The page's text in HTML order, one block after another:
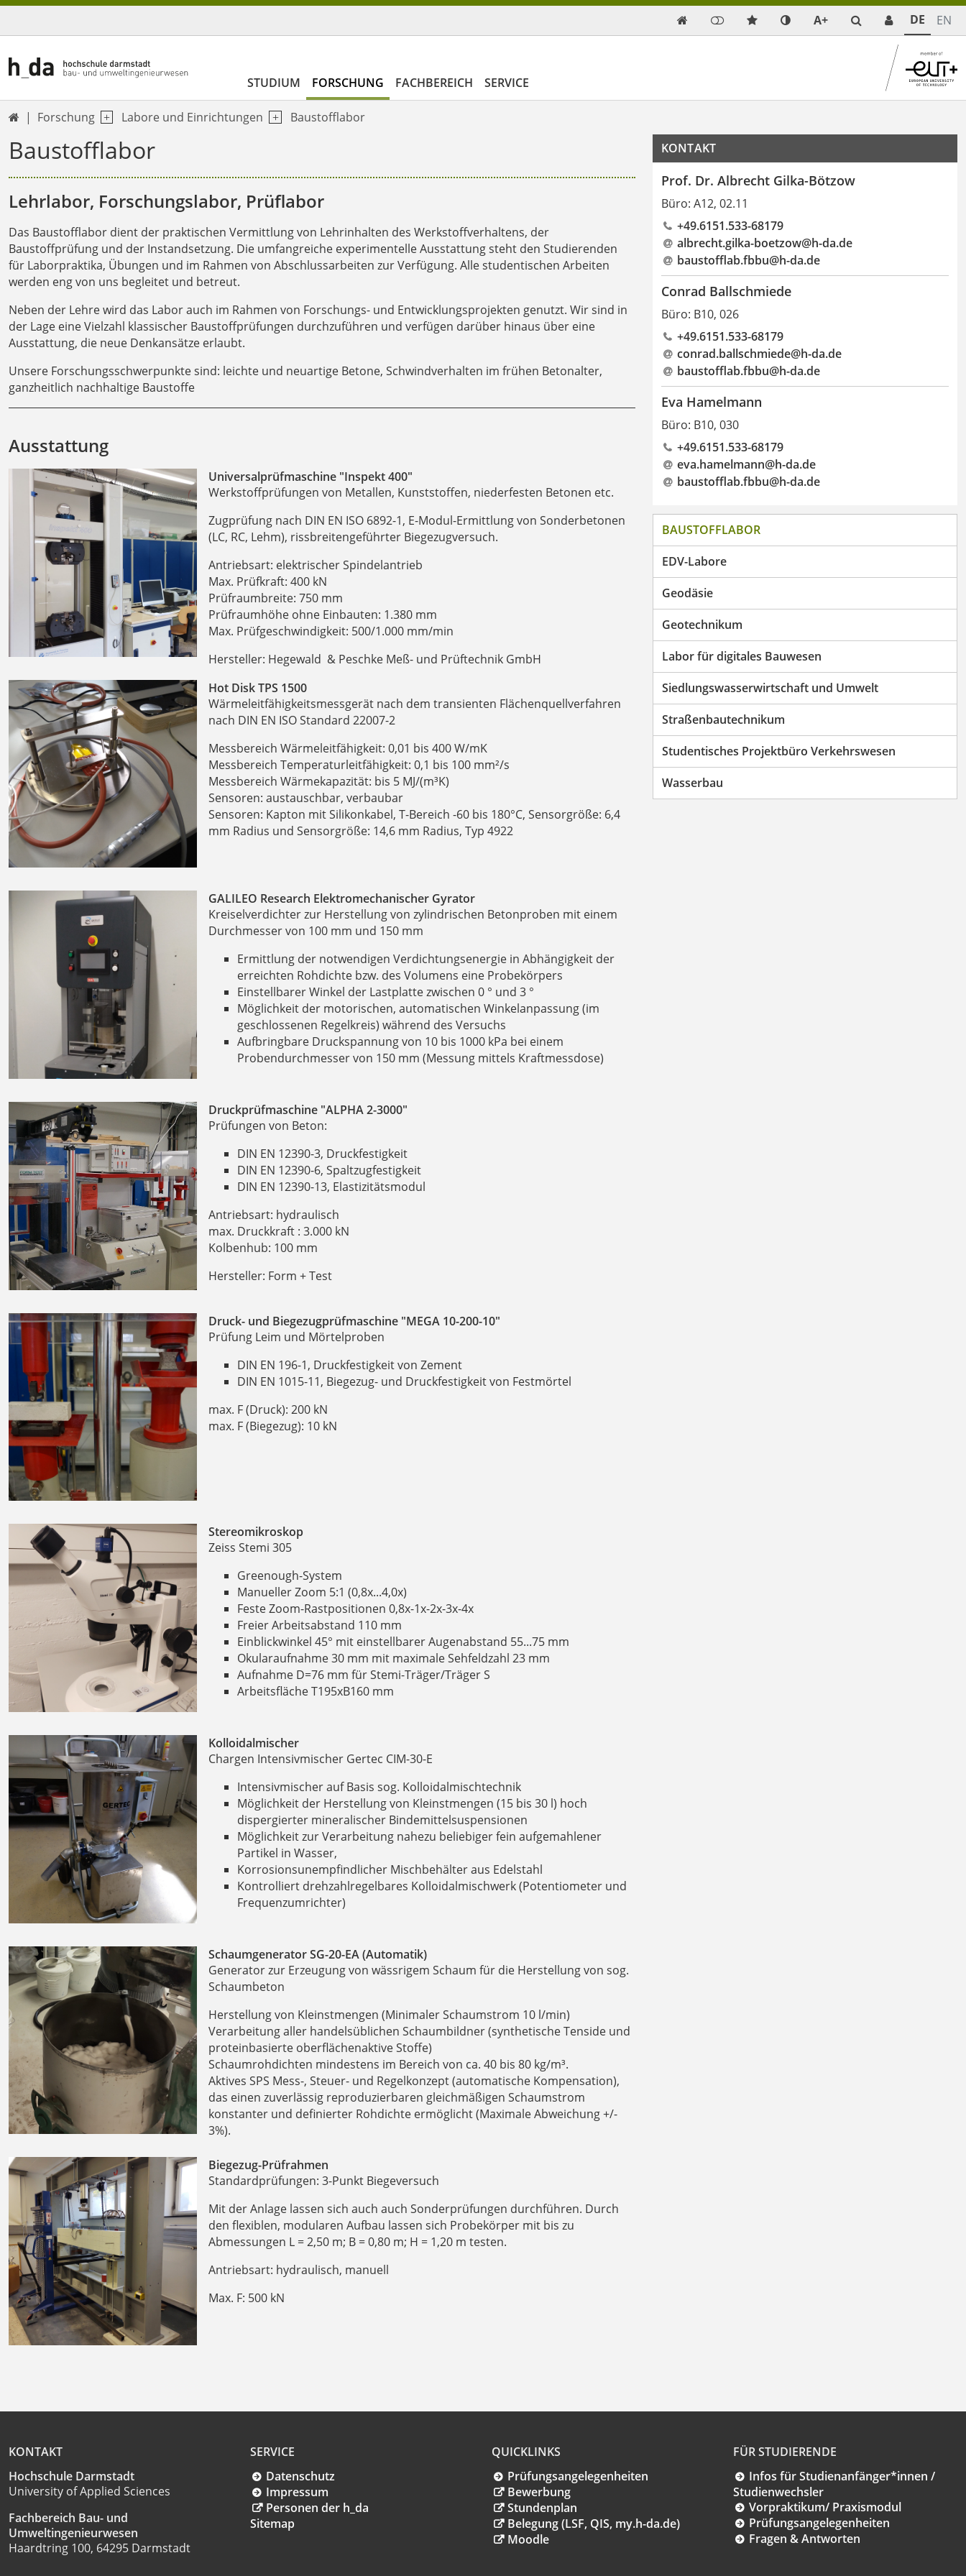
 A+ DE EN
STUDIUM FORSCHUNG FACHBEREICH SERVICE
 Forschung Labore und Einrichtungen Baustofflabor
Baustofflabor
Lehrlabor, Forschungslabor, Prüflabor
Das Baustofflabor dient der praktischen Vermittlung von Lehrinhalten des Werkstoffverhaltens, der
Baustoffprüfung und der Instandsetzung. Die umfangreiche experimentelle Ausstattung steht den Studierenden
für Laborpraktika, Übungen und im Rahmen von Abschlussarbeiten zur Verfügung. Alle studentischen Arbeiten
werden eng von uns begleitet und betreut.
Neben der Lehre wird das Labor auch im Rahmen von Forschungs- und Entwicklungsprojekten genutzt. Wir sind in
der Lage eine Vielzahl klassischer Baustoffprüfungen durchzuführen und verfügen darüber hinaus über eine
Ausstattung, die neue Denkansätze erlaubt.
Unsere Forschungsschwerpunkte sind: leichte und neuartige Betone, Schwindverhalten im frühen Betonalter,
ganzheitlich nachhaltige Baustoffe
Ausstattung
Universalprüfmaschine "Inspekt 400"
Werkstoffprüfungen von Metallen, Kunststoffen, niederfesten Betonen etc.
Zugprüfung nach DIN EN ISO 6892-1, E-Modul-Ermittlung von Sonderbetonen
(LC, RC, Lehm), rissbreitengeführter Biegezugversuch.
Antriebsart: elektrischer Spindelantrieb
Max. Prüfkraft: 400 kN
Prüfraumbreite: 750 mm
Prüfraumhöhe ohne Einbauten: 1.380 mm
Max. Prüfgeschwindigkeit: 500/1.000 mm/min
Hersteller: Hegewald & Peschke Meß- und Prüftechnik GmbH
Hot Disk TPS 1500
Wärmeleitfähigkeitsmessgerät nach dem transienten Flächenquellverfahren
nach DIN EN ISO Standard 22007-2
Messbereich Wärmeleitfähigkeit: 0,01 bis 400 W/mK
Messbereich Temperaturleitfähigkeit: 0,1 bis 100 mm²/s
Messbereich Wärmekapazität: bis 5 MJ/(m³K)
Sensoren: austauschbar, verbaubar
Sensoren: Kapton mit Silikonkabel, T-Bereich -60 bis 180°C, Sensorgröße: 6,4
mm Radius und Sensorgröße: 14,6 mm Radius, Typ 4922
GALILEO Research Elektromechanischer Gyrator
Kreiselverdichter zur Herstellung von zylindrischen Betonproben mit einem
Durchmesser von 100 mm und 150 mm
Ermittlung der notwendigen Verdichtungsenergie in Abhängigkeit der
erreichten Rohdichte bzw. des Volumens eine Probekörpers
Einstellbarer Winkel der Lastplatte zwischen 0 ° und 3 °
Möglichkeit der motorischen, automatischen Winkelanpassung (im
geschlossenen Regelkreis) während des Versuchs
Aufbringbare Druckspannung von 10 bis 1000 kPa bei einem
Probendurchmesser von 150 mm (Messung mittels Kraftmessdose)
Druckprüfmaschine "ALPHA 2-3000"
Prüfungen von Beton:
DIN EN 12390-3, Druckfestigkeit
DIN EN 12390-6, Spaltzugfestigkeit
DIN EN 12390-13, Elastizitätsmodul
Antriebsart: hydraulisch
max. Druckkraft : 3.000 kN
Kolbenhub: 100 mm
Hersteller: Form + Test
Druck- und Biegezugprüfmaschine "MEGA 10-200-10"
Prüfung Leim und Mörtelproben
DIN EN 196-1, Druckfestigkeit von Zement
DIN EN 1015-11, Biegezug- und Druckfestigkeit von Festmörtel
max. F (Druck): 200 kN
max. F (Biegezug): 10 kN
Stereomikroskop
Zeiss Stemi 305
Greenough-System
Manueller Zoom 5:1 (0,8x...4,0x)
Feste Zoom-Rastpositionen 0,8x-1x-2x-3x-4x
Freier Arbeitsabstand 110 mm
Einblickwinkel 45° mit einstellbarer Augenabstand 55...75 mm
Okularaufnahme 30 mm mit maximale Sehfeldzahl 23 mm
Aufnahme D=76 mm für Stemi-Träger/Träger S
Arbeitsfläche T195xB160 mm
Kolloidalmischer
Chargen Intensivmischer Gertec CIM-30-E
Intensivmischer auf Basis sog. Kolloidalmischtechnik
Möglichkeit der Herstellung von Kleinstmengen (15 bis 30 l) hoch
dispergierter mineralischer Bindemittelsuspensionen
Möglichkeit zur Verarbeitung nahezu beliebiger fein aufgemahlener
Partikel in Wasser,
Korrosionsunempfindlicher Mischbehälter aus Edelstahl
Kontrolliert drehzahlregelbares Kolloidalmischwerk (Potentiometer und
Frequenzumrichter)
Schaumgenerator SG-20-EA (Automatik)
Generator zur Erzeugung von wässrigem Schaum für die Herstellung von sog.
Schaumbeton
Herstellung von Kleinstmengen (Minimaler Schaumstrom 10 l/min)
Verarbeitung aller handelsüblichen Schaumbildner (synthetische Tenside und
proteinbasierte oberflächenaktive Stoffe)
Schaumrohdichten mindestens im Bereich von ca. 40 bis 80 kg/m³.
Aktives SPS Mess-, Steuer- und Regelkonzept (automatische Kompensation),
das einen zuverlässig reproduzierbaren gleichmäßigen Schaumstrom
konstanter und definierter Rohdichte ermöglicht (Maximale Abweichung +/-
3%).
Biegezug-Prüfrahmen
Standardprüfungen: 3-Punkt Biegeversuch
Mit der Anlage lassen sich auch auch Sonderprüfungen durchführen. Durch
den flexiblen, modularen Aufbau lassen sich Probekörper mit bis zu
Abmessungen L = 2,50 m; B = 0,80 m; H = 1,20 m testen.
Antriebsart: hydraulisch, manuell
Max. F: 500 kN
KONTAKT
Prof. Dr. Albrecht Gilka-Bötzow
Büro: A12, 02.11
+49.6151.533-68179
albrecht.gilka-boetzow@h-da.de
baustofflab.fbbu@h-da.de
Conrad Ballschmiede
Büro: B10, 026
+49.6151.533-68179
conrad.ballschmiede@h-da.de
baustofflab.fbbu@h-da.de
Eva Hamelmann
Büro: B10, 030
+49.6151.533-68179
eva.hamelmann@h-da.de
baustofflab.fbbu@h-da.de
BAUSTOFFLABOR
EDV-Labore
Geodäsie
Geotechnikum
Labor für digitales Bauwesen
Siedlungswasserwirtschaft und Umwelt
Straßenbautechnikum
Studentisches Projektbüro Verkehrswesen
Wasserbau
KONTAKT
Hochschule Darmstadt
University of Applied Sciences
Fachbereich Bau- und
Umweltingenieurwesen
Haardtring 100, 64295 Darmstadt
SERVICE
Datenschutz
Impressum
Personen der h_da
Sitemap
QUICKLINKS
Prüfungsangelegenheiten
Bewerbung
Stundenplan
Belegung (LSF, QIS, my.h-da.de)
Moodle
FÜR STUDIERENDE
Infos für Studienanfänger*innen /
Studienwechsler
Vorpraktikum/ Praxismodul
Prüfungsangelegenheiten
Fragen & Antworten